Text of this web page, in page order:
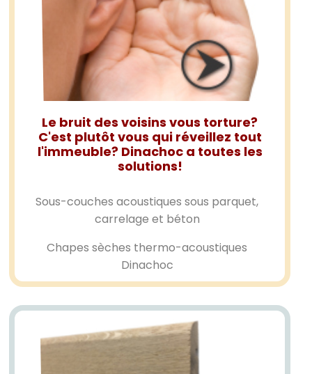
Le bruit des voisins vous torture?
C'est plutôt vous qui réveillez tout
l'immeuble? Dinachoc a toutes les
solutions!
Sous-couches acoustiques sous parquet,
carrelage et béton
Chapes sèches thermo-acoustiques
Dinachoc